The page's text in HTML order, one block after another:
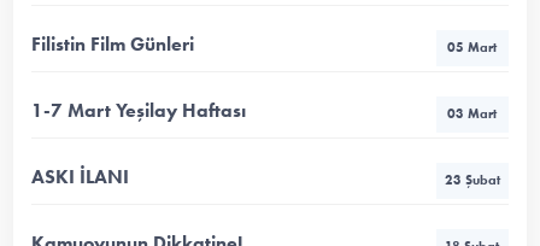
Filistin Film Günleri 05 Mart
1-7 Mart Yeşilay Haftası 03 Mart
ASKI İLANI 23 Şubat